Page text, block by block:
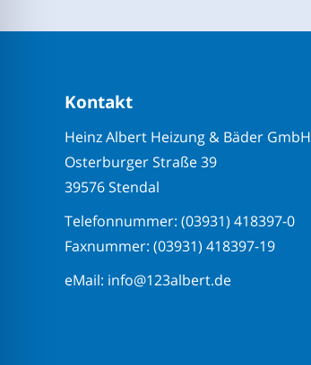
Kontakt
Heinz Albert Heizung & Bäder GmbH
Osterburger Straße 39
39576 Stendal
Telefonnummer: (03931) 418397-0
Faxnummer: (03931) 418397-19
eMail: info@123albert.de